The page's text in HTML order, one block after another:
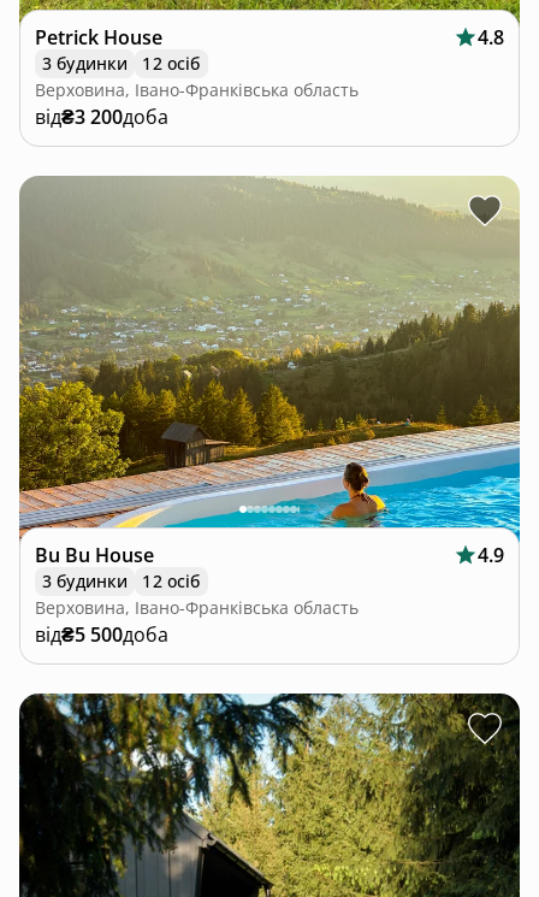
Petrick House 4.8
3 будинки
12 осіб
Верховина, Івано-Франківська область
від₴3 200доба
Bu Bu House 4.9
3 будинки
12 осіб
Верховина, Івано-Франківська область
від₴5 500доба